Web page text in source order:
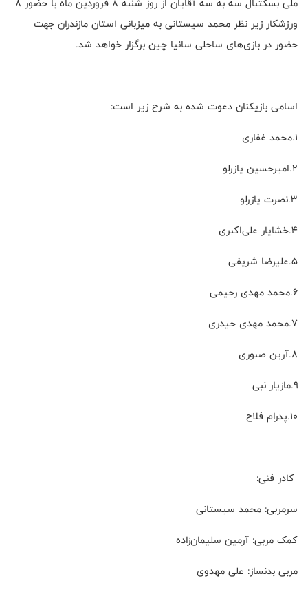
ورزشکار زیر نظر محمد سیستانی به میزبانی استان مازندران جهت
حضور در بازی‌های ساحلی سانیا چین برگزار خواهد شد.
اسامی بازیکنان دعوت شده به شرح زیر است:
۱.محمد غفاری
۲.امیرحسین یازرلو
۳.نصرت یازرلو
۴.خشایار علی‌اکبری
۵.علیرضا شریفی
۶.محمد مهدی رحیمی
۷.محمد مهدی حیدری
۸.آرین صبوری
۹.مازیار نبی
۱۰.پدرام فلاح
کادر فنی:
سرمربی: محمد سیستانی
کمک مربی: آرمین سلیمان‌زاده
مربی بدنساز: علی مهدوی